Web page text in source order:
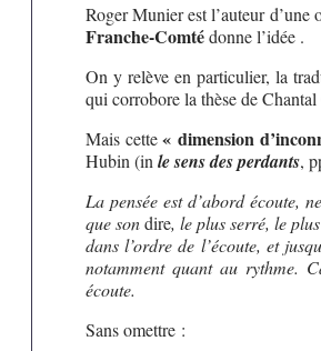
Roger Munier est l’auteur d’une
Franche-Comtédonne l’idée .
On y relève en particulier, la
qui corrobore la thèse de
Mais cette« dimension
Hubin (in le sens des perdants,
La pensée est d’abord écoute,
que sondire, le plus serré, le
dans l’ordre de l’écoute, et
notamment quant au rythme.
écoute.
Sans omettre :